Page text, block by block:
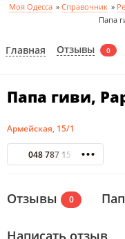
Моя Одесса » Справочник »
Папа
Главная Отзывы 0
Папа гиви,
Армейская, 15/1
048 787 15 13
Отзывы 0